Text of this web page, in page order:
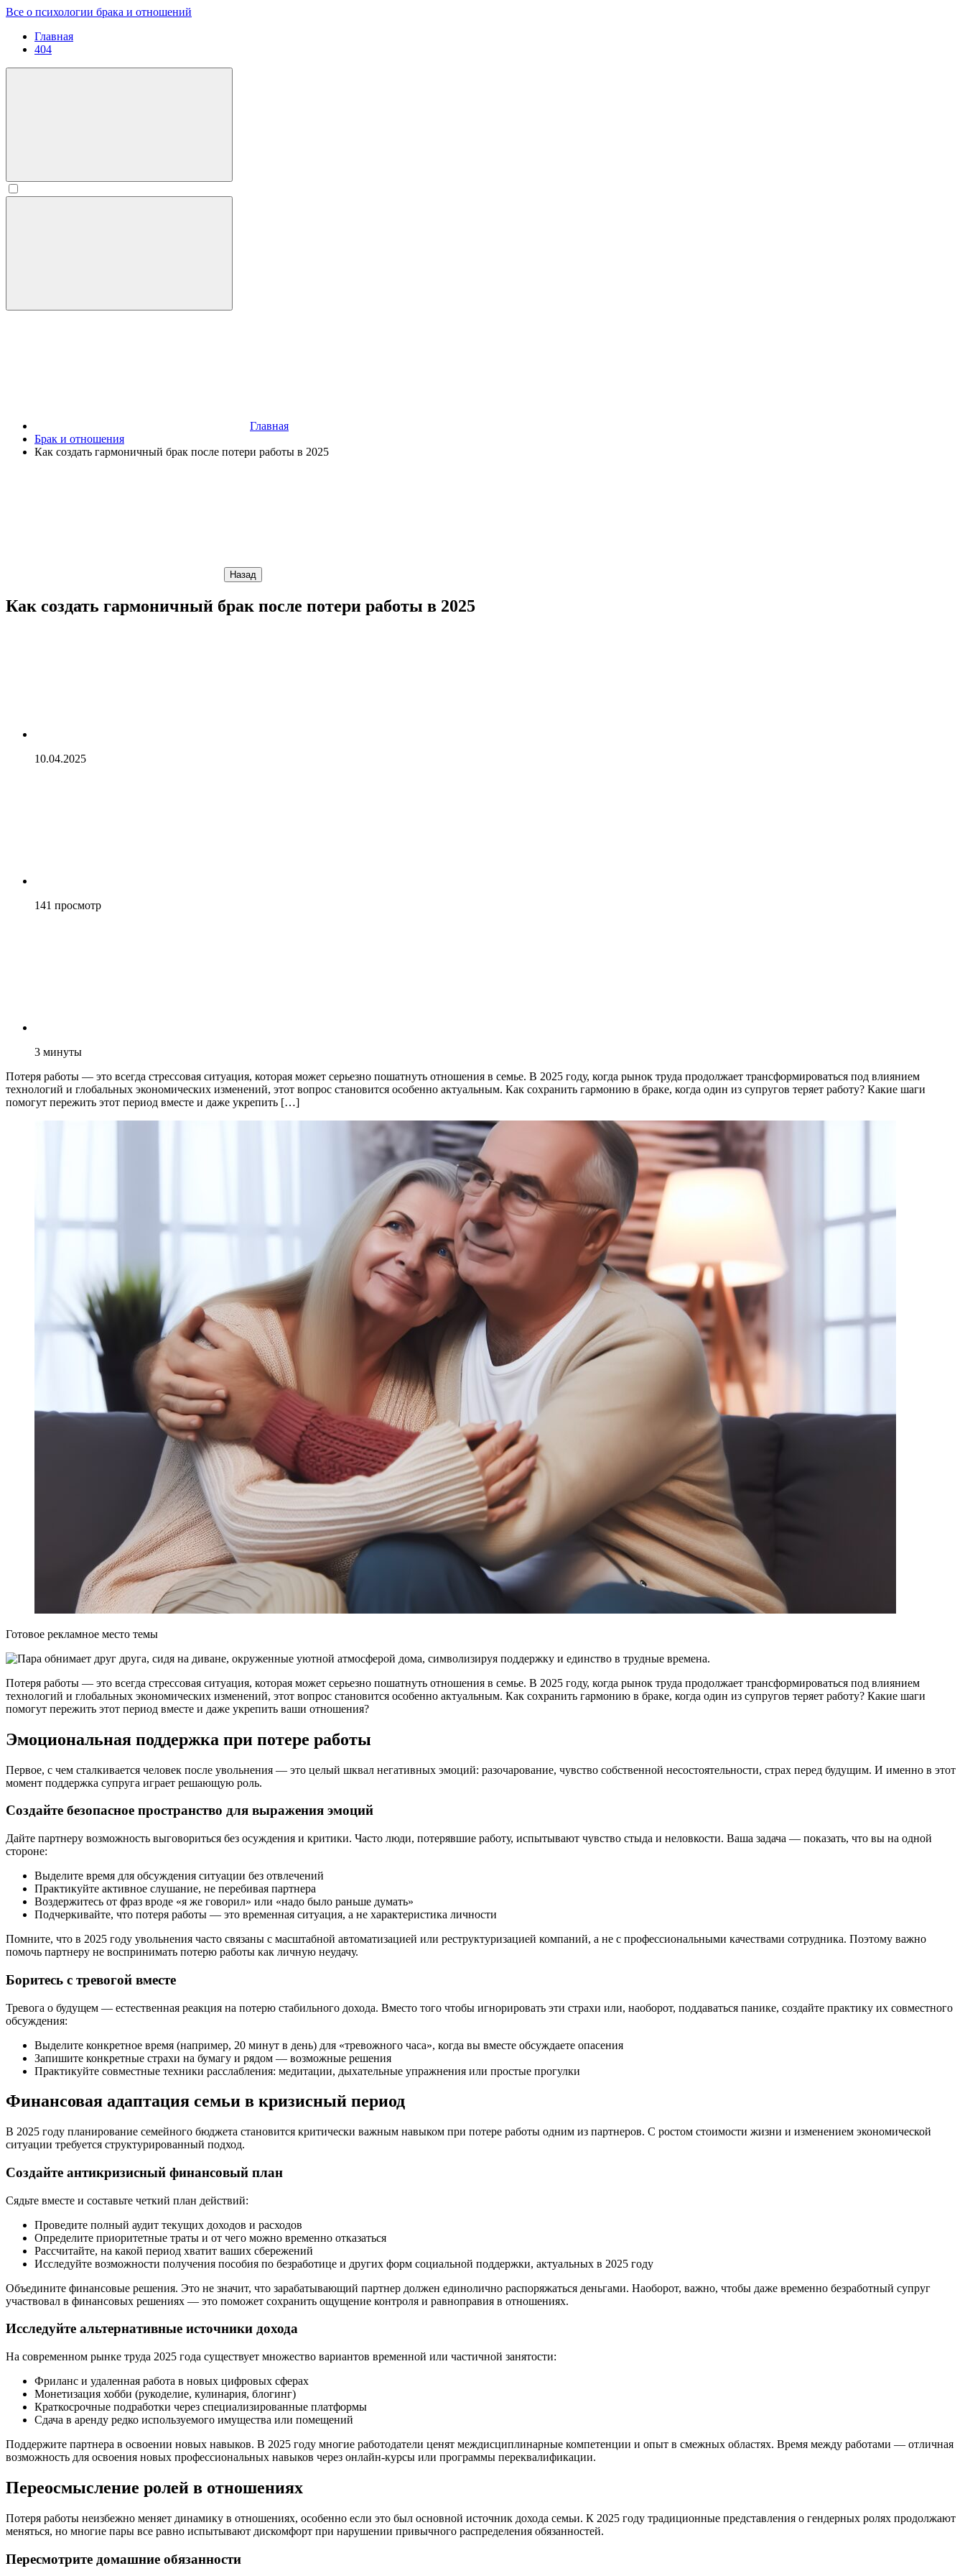
Все о психологии брака и отношений
Главная
404
Главная
Брак и отношения
Как создать гармоничный брак после потери работы в 2025
Назад
Как создать гармоничный брак после потери работы в 2025
10.04.2025
141 просмотр
3 минуты
Потеря работы — это всегда стрессовая ситуация, которая может серьезно пошатнуть отношения в семье. В 2025 году, когда рынок труда продолжает трансформироваться под влиянием
технологий и глобальных экономических изменений, этот вопрос становится особенно актуальным. Как сохранить гармонию в браке, когда один из супругов теряет работу? Какие шаги
помогут пережить этот период вместе и даже укрепить […]
Готовое рекламное место темы
Потеря работы — это всегда стрессовая ситуация, которая может серьезно пошатнуть отношения в семье. В 2025 году, когда рынок труда продолжает трансформироваться под влиянием
технологий и глобальных экономических изменений, этот вопрос становится особенно актуальным. Как сохранить гармонию в браке, когда один из супругов теряет работу? Какие шаги
помогут пережить этот период вместе и даже укрепить ваши отношения?
Эмоциональная поддержка при потере работы
Первое, с чем сталкивается человек после увольнения — это целый шквал негативных эмоций: разочарование, чувство собственной несостоятельности, страх перед будущим. И именно в этот
момент поддержка супруга играет решающую роль.
Создайте безопасное пространство для выражения эмоций
Дайте партнеру возможность выговориться без осуждения и критики. Часто люди, потерявшие работу, испытывают чувство стыда и неловкости. Ваша задача — показать, что вы на одной
стороне:
Выделите время для обсуждения ситуации без отвлечений
Практикуйте активное слушание, не перебивая партнера
Воздержитесь от фраз вроде «я же говорил» или «надо было раньше думать»
Подчеркивайте, что потеря работы — это временная ситуация, а не характеристика личности
Помните, что в 2025 году увольнения часто связаны с масштабной автоматизацией или реструктуризацией компаний, а не с профессиональными качествами сотрудника. Поэтому важно
помочь партнеру не воспринимать потерю работы как личную неудачу.
Боритесь с тревогой вместе
Тревога о будущем — естественная реакция на потерю стабильного дохода. Вместо того чтобы игнорировать эти страхи или, наоборот, поддаваться панике, создайте практику их совместного
обсуждения:
Выделите конкретное время (например, 20 минут в день) для «тревожного часа», когда вы вместе обсуждаете опасения
Запишите конкретные страхи на бумагу и рядом — возможные решения
Практикуйте совместные техники расслабления: медитации, дыхательные упражнения или простые прогулки
Финансовая адаптация семьи в кризисный период
В 2025 году планирование семейного бюджета становится критически важным навыком при потере работы одним из партнеров. С ростом стоимости жизни и изменением экономической
ситуации требуется структурированный подход.
Создайте антикризисный финансовый план
Сядьте вместе и составьте четкий план действий:
Проведите полный аудит текущих доходов и расходов
Определите приоритетные траты и от чего можно временно отказаться
Рассчитайте, на какой период хватит ваших сбережений
Исследуйте возможности получения пособия по безработице и других форм социальной поддержки, актуальных в 2025 году
Объедините финансовые решения. Это не значит, что зарабатывающий партнер должен единолично распоряжаться деньгами. Наоборот, важно, чтобы даже временно безработный супруг
участвовал в финансовых решениях — это поможет сохранить ощущение контроля и равноправия в отношениях.
Исследуйте альтернативные источники дохода
На современном рынке труда 2025 года существует множество вариантов временной или частичной занятости:
Фриланс и удаленная работа в новых цифровых сферах
Монетизация хобби (рукоделие, кулинария, блогинг)
Краткосрочные подработки через специализированные платформы
Сдача в аренду редко используемого имущества или помещений
Поддержите партнера в освоении новых навыков. В 2025 году многие работодатели ценят междисциплинарные компетенции и опыт в смежных областях. Время между работами — отличная
возможность для освоения новых профессиональных навыков через онлайн-курсы или программы переквалификации.
Переосмысление ролей в отношениях
Потеря работы неизбежно меняет динамику в отношениях, особенно если это был основной источник дохода семьи. К 2025 году традиционные представления о гендерных ролях продолжают
меняться, но многие пары все равно испытывают дискомфорт при нарушении привычного распределения обязанностей.
Пересмотрите домашние обязанности